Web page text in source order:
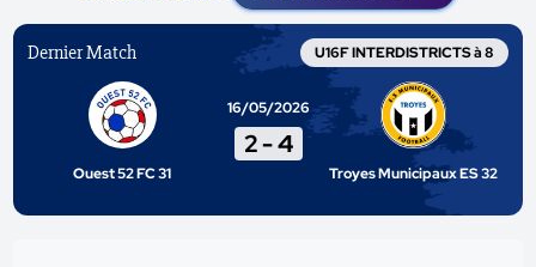
Dernier Match U16F INTERDISTRICTS à 8
Ouest 52 FC 31
16/05/2026
2-4
Troyes Municipaux ES 32